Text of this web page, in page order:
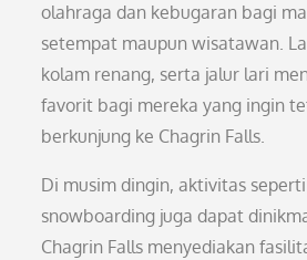
olahraga dan kebugaran bagi
setempat maupun wisatawan.
kolam renang, serta jalur lari
favorit bagi mereka yang ingin
berkunjung ke Chagrin Falls.
Di musim dingin, aktivitas
snowboarding juga dapat
Chagrin Falls menyediakan